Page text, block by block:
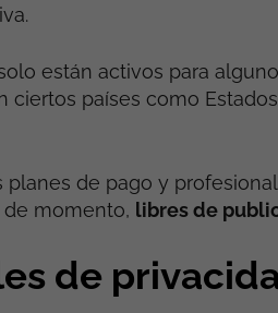
están activos para
ciertos países como
planes de pago y
de momento, libres de
de